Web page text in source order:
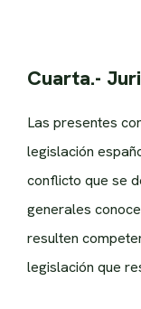
Cuarta.-
Las presentes
legislación
conflicto que se
generales
resulten
legislación que